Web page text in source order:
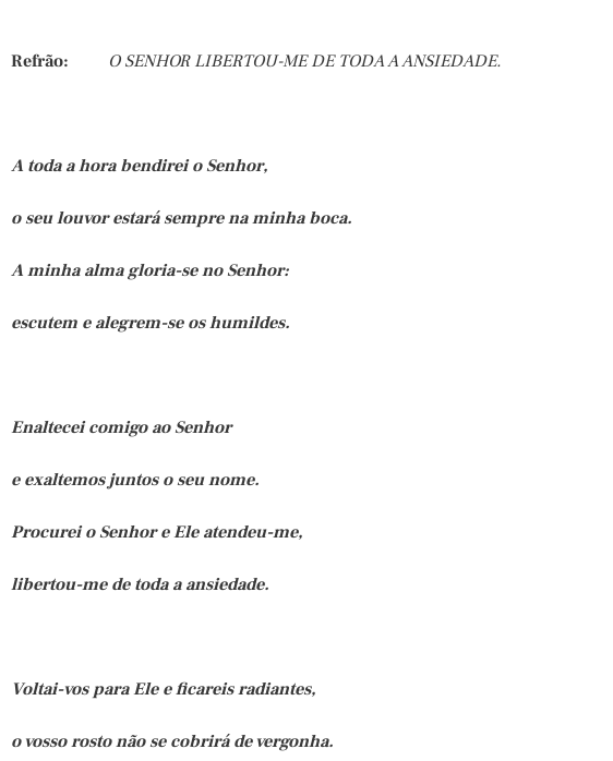
Refrão: O SENHOR LIBERTOU-ME DE TODA A ANSIEDADE.
A toda a hora bendirei o Senhor,
o seu louvor estará sempre na minha boca.
A minha alma gloria-se no Senhor:
escutem e alegrem-se os humildes.
Enaltecei comigo ao Senhor
e exaltemos juntos o seu nome.
Procurei o Senhor e Ele atendeu-me,
libertou-me de toda a ansiedade.
Voltai-vos para Ele e ficareis radiantes,
o vosso rosto não se cobrirá de vergonha.